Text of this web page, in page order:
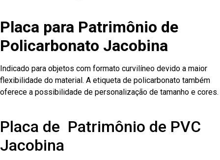
Placa para Patrimônio de
Policarbonato Jacobina
Indicado para objetos com formato curvilíneo devido a maior
flexibilidade do material. A etiqueta de policarbonato também
oferece a possibilidade de personalização de tamanho e cores.
Placa de Patrimônio de PVC
Jacobina